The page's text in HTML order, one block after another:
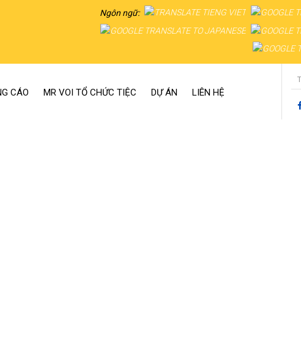
Ngôn ngữ:
CÁO MR VOI TỔ CHỨC TIỆC DỰ ÁN LIÊN HỆ